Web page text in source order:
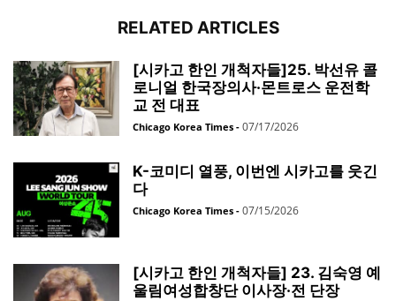
RELATED ARTICLES
[시카고 한인 개척자들]25. 박선유 콜
로니얼 한국장의사·몬트로스 운전학
교 전 대표
Chicago Korea Times - 07/17/2026
K-코미디 열풍, 이번엔 시카고를 웃긴
다
Chicago Korea Times - 07/15/2026
[시카고 한인 개척자들] 23. 김숙영 예
울림여성합창단 이사장·전 단장